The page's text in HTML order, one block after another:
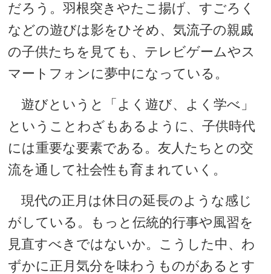
だろう。羽根突きやたこ揚げ、すごろく
などの遊びは影をひそめ、気流子の親戚
の子供たちを見ても、テレビゲームやス
マートフォンに夢中になっている。
遊びというと「よく遊び、よく学べ」
ということわざもあるように、子供時代
には重要な要素である。友人たちとの交
流を通して社会性も育まれていく。
現代の正月は休日の延長のような感じ
がしている。もっと伝統的行事や風習を
見直すべきではないか。こうした中、わ
ずかに正月気分を味わうものがあるとす